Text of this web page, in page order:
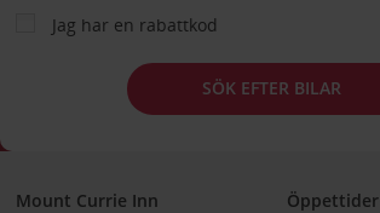
Jag har en rabattkod
SÖK EFTER BILAR
Mount Currie Inn
Öppettider